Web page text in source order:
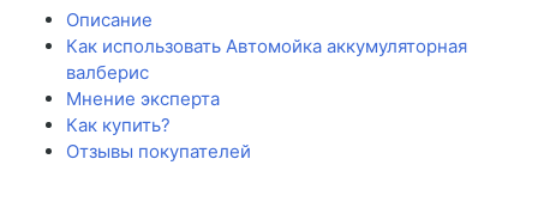
Описание
Как использовать Автомойка аккумуляторная
валберис
Мнение эксперта
Как купить?
Отзывы покупателей